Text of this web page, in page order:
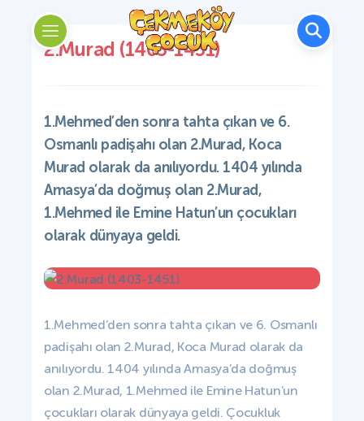
2.Murad (1403-1451)
1.Mehmed’den sonra tahta çıkan ve 6.
Osmanlı padişahı olan 2.Murad, Koca
Murad olarak da anılıyordu. 1404 yılında
Amasya’da doğmuş olan 2.Murad,
1.Mehmed ile Emine Hatun’un çocukları
olarak dünyaya geldi.
1.Mehmed’den sonra tahta çıkan ve 6. Osmanlı
padişahı olan 2.Murad, Koca Murad olarak da
anılıyordu. 1404 yılında Amasya’da doğmuş
olan 2.Murad, 1.Mehmed ile Emine Hatun’un
çocukları olarak dünyaya geldi. Çocukluk